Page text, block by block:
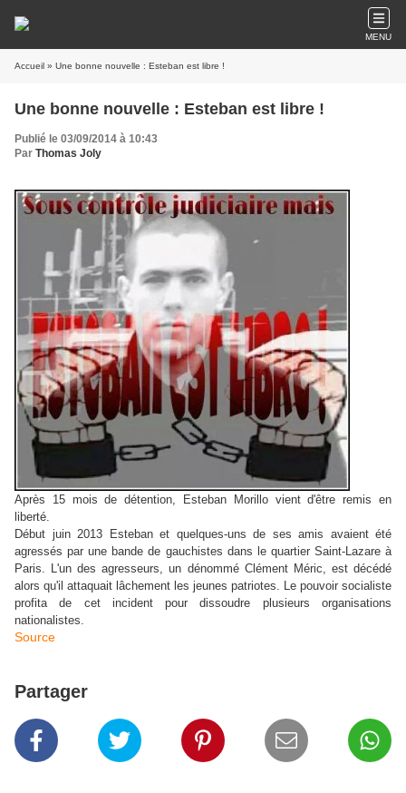
MENU
Accueil » Une bonne nouvelle : Esteban est libre !
Une bonne nouvelle : Esteban est libre !
Publié le 03/09/2014 à 10:43
Par Thomas Joly
Après 15 mois de détention, Esteban Morillo vient d'être remis en
liberté.
Début juin 2013 Esteban et quelques-uns de ses amis avaient été
agressés par une bande de gauchistes dans le quartier Saint-Lazare à
Paris. L'un des agresseurs, un dénommé Clément Méric, est décédé
alors qu'il attaquait lâchement les jeunes patriotes. Le pouvoir socialiste
profita de cet incident pour dissoudre plusieurs organisations
nationalistes.
Source
Partager